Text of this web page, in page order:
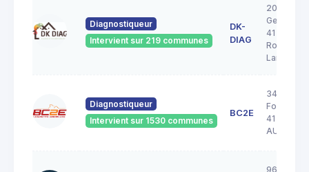
Diagnostiqueur
Intervient sur 219 communes
DK-
DIAG
20A rue
George
41200
Lanthenay
Diagnostiqueur
Intervient sur 1530 communes
BC2E
34 Rue de
Forêt
41240
96 rue de